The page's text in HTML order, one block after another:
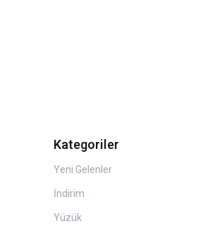
Kategoriler
Yeni Gelenler
İndirim
Yüzük